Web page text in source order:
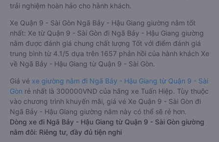
trải nghiệm hoàn hảo cho hành khách.
Xe Quận 9 - Sài Gòn Ngã Bảy - Hậu Giang giường nằm tốt
nhất: Xe từ Quận 9 - Sài Gòn đi Ngã Bảy - Hậu Giang giường
nằm được đánh giá chung chất lượng Tốt với điểm đánh giá
trung bình từ 4.1/5 dựa trên 1657 phản hồi của hành khách Xe
về Ngã Bảy - Hậu Giang từ Quận 9 - Sài Gòn.
Giá vé xe giường nằm đi Ngã Bảy - Hậu Giang từ Quận 9 - Sài
Gòn rẻ nhất là 300000VND của hãng xe Tuấn Hiệp. Tùy thuộc
vào chương trình khuyến mãi, giá vé Xe Quận 9 - Sài Gòn đi
Ngã Bảy - Hậu Giang giường nằm này có thể sẽ rẻ hơn.
Dòng xe đi Ngã Bảy - Hậu Giang từ Quận 9 - Sài Gòn giường
nằm đôi: Riêng tư, đầy đủ tiện nghi